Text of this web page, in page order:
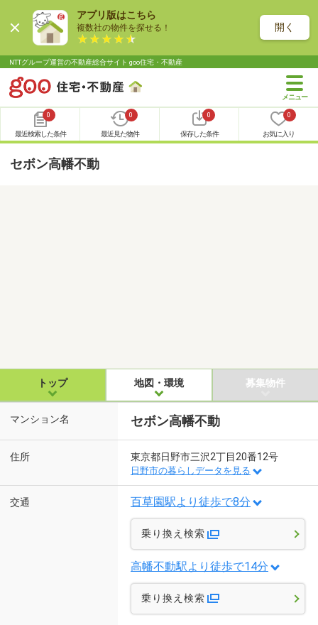
アプリ版はこちら
複数社の物件を探せる！ 開く
NTTグループ運営の不動産総合サイト goo住宅・不動産
0
最近検索した条件
0
最近見た物件
0
保存した条件
0
お気に入り
セボン高幡不動
トップ 地図・環境 募集物件
マンション名 セボン高幡不動
住所 東京都日野市三沢2丁目20番12号
日野市の暮らしデータを見る
交通 百草園駅より徒歩で8分
乗り換え検索
高幡不動駅より徒歩で14分
乗り換え検索